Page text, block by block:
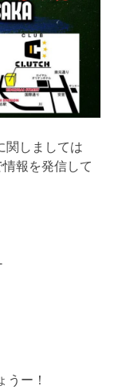
関しましては
報を発信して
うー！